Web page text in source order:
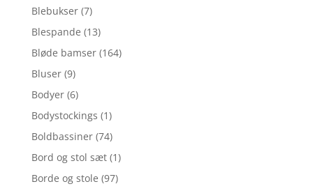
Blebukser (7)
Blespande (13)
Bløde bamser (164)
Bluser (9)
Bodyer (6)
Bodystockings (1)
Boldbassiner (74)
Bord og stol sæt (1)
Borde og stole (97)